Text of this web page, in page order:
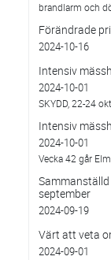
brandlarm och
Förändrade
2024-10-16
Intensiv
2024-10-01
SKYDD, 22-24
Intensiv
2024-10-01
Vecka 42 går
september
2024-09-19
Värt att veta
2024-09-01